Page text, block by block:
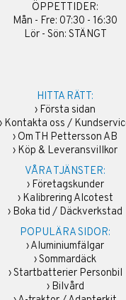
ÖPPETTIDER:
Mån - Fre: 07:30 - 16:30
Lör - Sön: STÄNGT
HITTA RÄTT:
› Första sidan
› Kontakta oss /
› Om TH Pettersson AB
› Köp & Leveransvillkor
VÅRA TJÄNSTER:
› Företagskunder
› Kalibrering Alcotest
› Boka tid / Däckverkstad
POPULÄRA SIDOR:
›Aluminiumfälgar
›Sommardäck
›Startbatterier Personbil
› Bilvård